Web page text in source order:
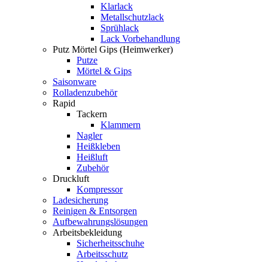
Klarlack
Metallschutzlack
Sprühlack
Lack Vorbehandlung
Putz Mörtel Gips (Heimwerker)
Putze
Mörtel & Gips
Saisonware
Rolladenzubehör
Rapid
Tackern
Klammern
Nagler
Heißkleben
Heißluft
Zubehör
Druckluft
Kompressor
Ladesicherung
Reinigen & Entsorgen
Aufbewahrungslösungen
Arbeitsbekleidung
Sicherheitsschuhe
Arbeitsschutz